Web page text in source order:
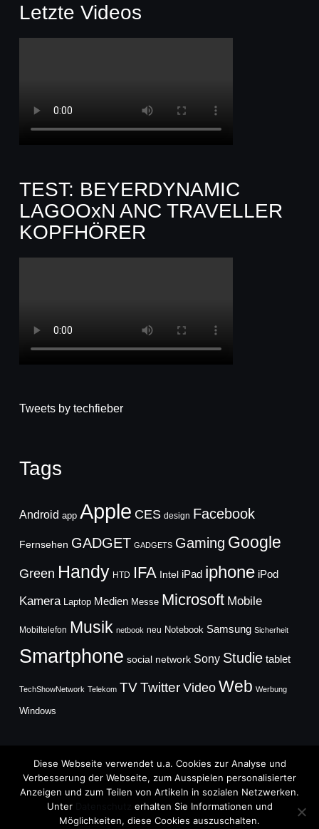
Letzte Videos
TEST: BEYERDYNAMIC
LAGOOxN ANC TRAVELLER
KOPFHÖRER
Tweets by techfieber
Tags
Android app Apple CES design Facebook
Fernsehen GADGET GADGETS Gaming Google
Green Handy HTD IFA Intel iPad iphone iPod
Kamera Laptop Medien Messe Microsoft Mobile
Mobiltelefon Musik netbook neu Notebook Samsung Sicherheit
Smartphone social network Sony Studie tablet
TechShowNetwork Telekom TVTwitter Video Web Werbung
Windows
Copyright © 2026
TechFieber Blog
Diese Webseite verwendet u.a. Cookies zur Analyse und
Verbesserung der Webseite, zum Ausspielen personalisierter
Anzeigen und zum Teilen von Artikeln in sozialen Netzwerken.
Unter
erhalten Sie Informationen und
Möglichkeiten, diese Cookies auszuschalten.